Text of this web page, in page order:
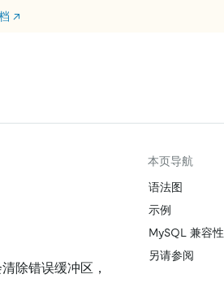
↗
除错误缓冲区，
本页导航
语法图
示例
MySQL 兼容性
另请参阅